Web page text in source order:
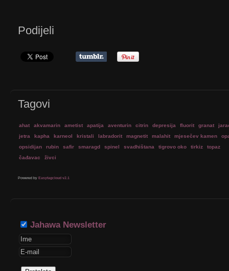
Podijeli
Tagovi
ahat akvamarin ametist apatija aventurin citrin depresija fluorit granat
jetra
kapha karneol kristali labradorit magnetit malahit mjesečev kamen
opsidijan
rubin safir smaragd spinel svadhištana tigrovo oko tirkiz
topaz
čađavac
živci
Powered by Easytagcloud v2.1
Jahawa Newsletter